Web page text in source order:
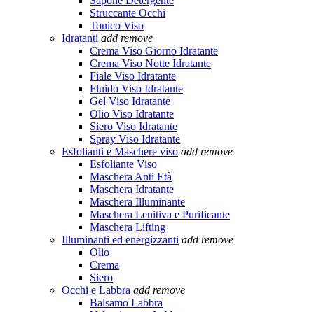
Struccante Occhi
Tonico Viso
Idratanti add remove
Crema Viso Giorno Idratante
Crema Viso Notte Idratante
Fiale Viso Idratante
Fluido Viso Idratante
Gel Viso Idratante
Olio Viso Idratante
Siero Viso Idratante
Spray Viso Idratante
Esfolianti e Maschere viso add remove
Esfoliante Viso
Maschera Anti Età
Maschera Idratante
Maschera Illuminante
Maschera Lenitiva e Purificante
Maschera Lifting
Illuminanti ed energizzanti add remove
Olio
Crema
Siero
Occhi e Labbra add remove
Balsamo Labbra